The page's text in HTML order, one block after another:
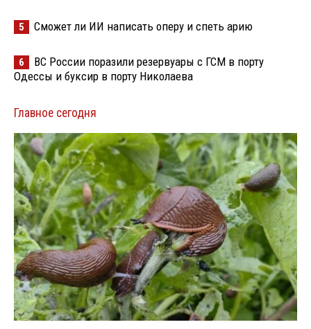
5 Сможет ли ИИ написать оперу и спеть арию
6
ВС России поразили резервуары с ГСМ в порту
Одессы и буксир в порту Николаева
Главное сегодня